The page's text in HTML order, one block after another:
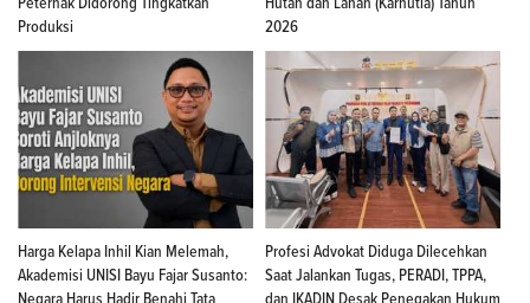
Produksi
2026
Harga Kelapa Inhil Kian Melemah,
Akademisi UNISI Bayu Fajar Susanto:
Negara Harus Hadir Benahi Tata
Profesi Advokat Diduga Dilecehkan
Saat Jalankan Tugas, PERADI, TPPA,
dan IKADIN Desak Penegakan Hukum